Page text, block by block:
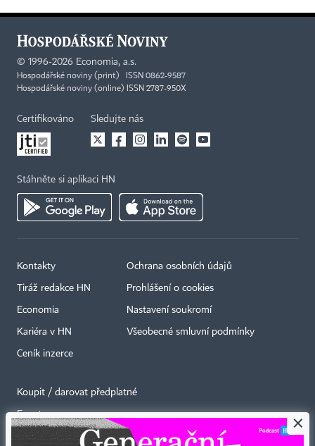
© 1996-2026 Economia, a.s.
Hospodářské noviny (print) ISSN 0862-9587
Hospodářské noviny (online) ISSN 2787-950X
Certifikováno Sledujte nás
Stáhněte si aplikaci HN
Kontakty
Tiráž redakce HN
Economia
Kariéra v HN
Ceník inzerce
Ochrana osobních údajů
Prohlášení o cookies
Nastavení soukromí
Všeobecné smluvní podmínky
Koupit / darovat předplatné
Eventy
Newslettery
×